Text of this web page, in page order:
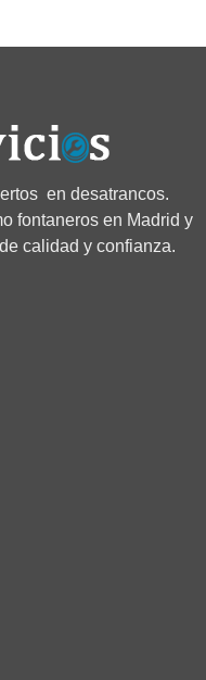
en desatrancos.
fontaneros en Madrid y
calidad y confianza.